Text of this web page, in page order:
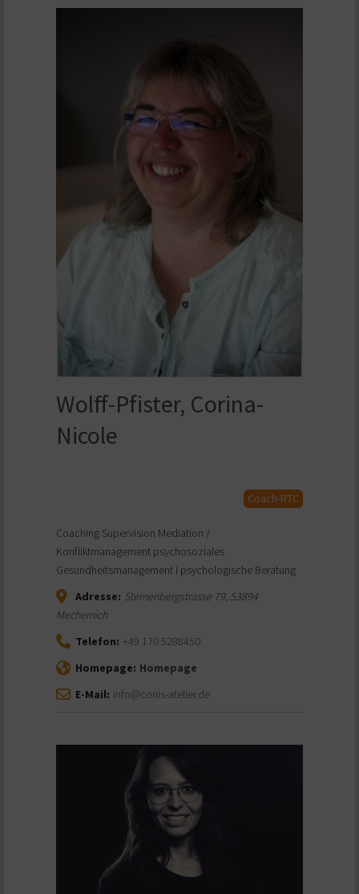
Wolff-Pfister, Corina-
Nicole
Coach-RTC
Coaching Supervision Mediation /
Konfliktmanagement psychosoziales
Gesundheitsmanagement i psychologische Beratung
Adresse: Sternenbergstrasse 79, 53894
Mechernich
Telefon: +49 170 5288450
Homepage: Homepage
E-Mail: info@conis-atelier.de